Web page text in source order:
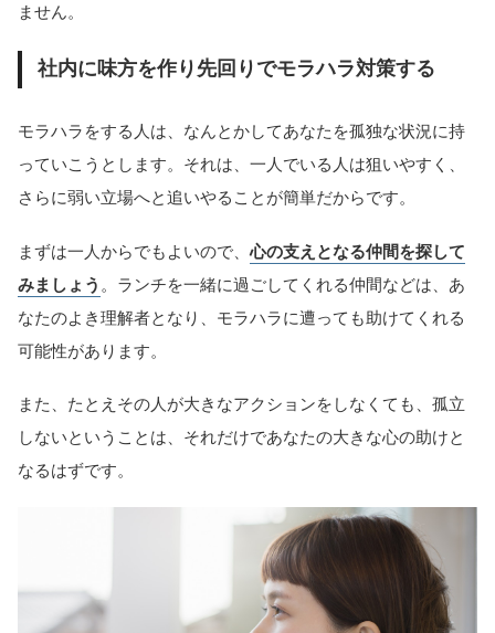
ません。
社内に味方を作り先回りでモラハラ対策する
モラハラをする人は、なんとかしてあなたを孤独な状況に持
っていこうとします。それは、一人でいる人は狙いやすく、
さらに弱い立場へと追いやることが簡単だからです。
まずは一人からでもよいので、心の支えとなる仲間を探して
みましょう 。ランチを一緒に過ごしてくれる仲間などは、あ
なたのよき理解者となり、モラハラに遭っても助けてくれる
可能性があります。
また、たとえその人が大きなアクションをしなくても、孤立
しないということは、それだけであなたの大きな心の助けと
なるはずです。